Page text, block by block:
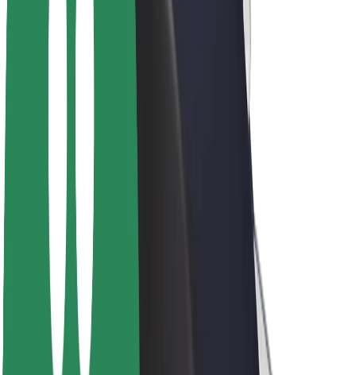
Bolt-ის შესახებ
ნულოვანი პროექტი
ბლოგი
ბრენდის გზამკვლევი
მისია
ინვესტორებთან ურთიერთობა
ლიდერობა